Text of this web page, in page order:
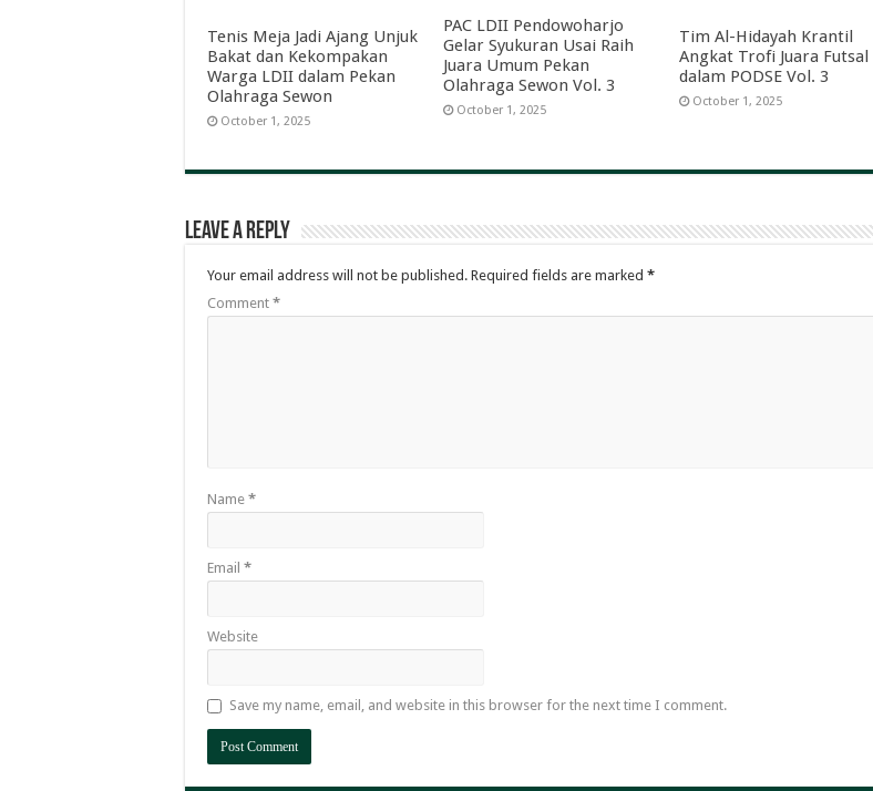
Tenis Meja Jadi Ajang Unjuk
Bakat dan Kekompakan
Warga LDII dalam Pekan
Olahraga Sewon
October 1, 2025
PAC LDII Pendowoharjo
Gelar Syukuran Usai Raih
Juara Umum Pekan
Olahraga Sewon Vol. 3
October 1, 2025
Tim Al-Hidayah Krantil
Angkat Trofi Juara Futsal
dalam PODSE Vol. 3
October 1, 2025
Leave a Reply
Your email address will not be published. Required fields are marked *
Comment *
Name *
Email *
Website
Save my name, email, and website in this browser for the next time I comment.